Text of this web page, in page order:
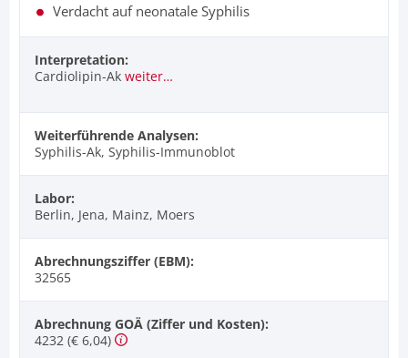
Verdacht auf neonatale Syphilis
Interpretation:
Cardiolipin-Ak weiter…
Weiterführende Analysen:
Syphilis-Ak, Syphilis-Immunoblot
Labor:
Berlin, Jena, Mainz, Moers
Abrechnungsziffer (EBM):
32565
Abrechnung GOÄ (Ziffer und Kosten):
4232 (€ 6,04)